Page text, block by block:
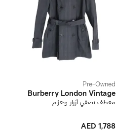
Pre-Owned
Burberry London Vintage
معطف بصفي أزرار وحزام
AED 1,788